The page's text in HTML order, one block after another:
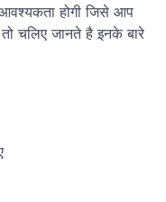
होगी जिसे आप
चलिए जानते है इनके बारे